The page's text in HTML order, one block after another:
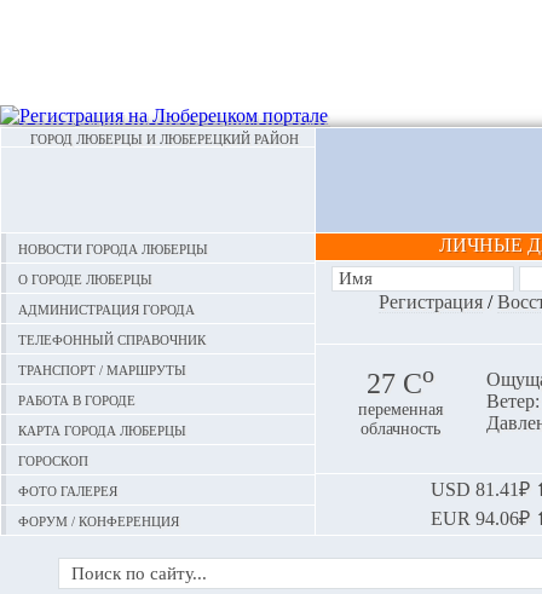
ГОРОД ЛЮБЕРЦЫ И ЛЮБЕРЕЦКИЙ РАЙОН
Новости города Люберцы
О городе Люберцы
Администрация города
Телефонный справочник
Транспорт / маршруты
Работа в городе
Карта города Люберцы
Гороскоп
Фото галерея
Форум / конференция
ЛИЧНЫЕ
Регистрация/
27 Сo
переменная
облачность
USD 81.41₽
EUR 94.06₽